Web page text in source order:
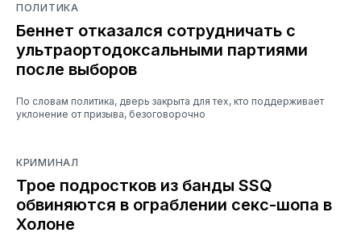
ПОЛИТИКА
Беннет отказался сотрудничать с
ультраортодоксальными партиями
после выборов
По словам политика, дверь закрыта для тех, кто поддерживает
уклонение от призыва, безоговорочно
КРИМИНАЛ
Трое подростков из банды SSQ
обвиняются в ограблении секс-шопа в
Холоне